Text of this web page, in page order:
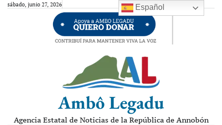
Skipsábado, junio 27, 2026
Ambô Legadu
Agencia Estatal de Noticias de la República de Annobón
Español